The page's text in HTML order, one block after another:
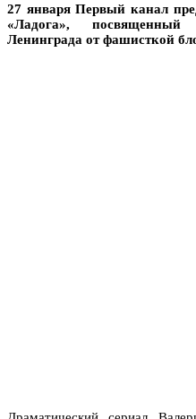
27 января Первый канал
«Ладога»,
Ленинграда от фашисткой